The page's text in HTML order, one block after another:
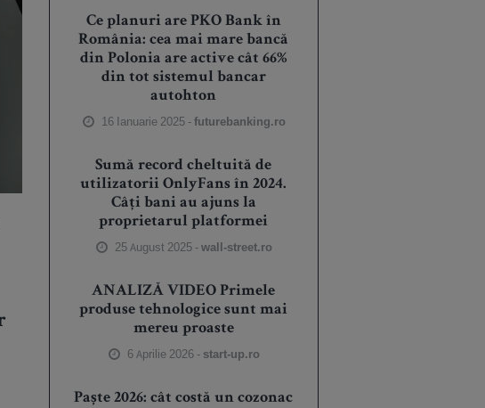
Ce planuri are PKO Bank în
România: cea mai mare bancă
din Polonia are active cât 66%
din tot sistemul bancar
autohton
16 Ianuarie 2025 -futurebanking.ro
Sumă record cheltuită de
utilizatorii OnlyFans în 2024.
Câți bani au ajuns la
proprietarul platformei
25 August 2025 -wall-street.ro
ANALIZĂ VIDEO Primele
produse tehnologice sunt mai
mereu proaste
6 Aprilie 2026 - start-up.ro
Paște 2026: cât costă un cozonac